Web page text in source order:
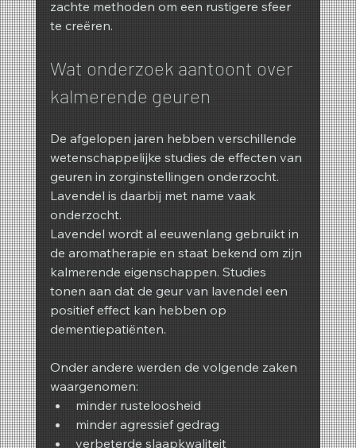
zachte methoden om een rustigere sfeer
te creëren.
Wat onderzoek aantoont over
kalmerende geuren
De afgelopen jaren hebben verschillende
wetenschappelijke studies de effecten van
geuren in zorginstellingen onderzocht.
Lavendel is daarbij met name vaak
onderzocht.
Lavendel wordt al eeuwenlang gebruikt in
de aromatherapie en staat bekend om zijn
kalmerende eigenschappen. Studies
tonen aan dat de geur van lavendel een
positief effect kan hebben op
dementiepatiënten.
Onder andere werden de volgende zaken
waargenomen:
minder rusteloosheid
minder agressief gedrag
verbeterde slaapkwaliteit